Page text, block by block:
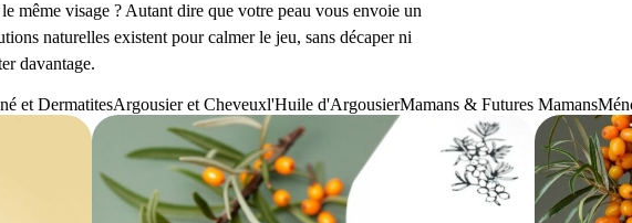
même visage ? Autant dire que votre peau vous envoie un
naturelles existent pour calmer le jeu, sans décaper ni
davantage.
et DermatitesArgousier et Cheveuxl'Huile d'ArgousierMamans & Futures Mamans